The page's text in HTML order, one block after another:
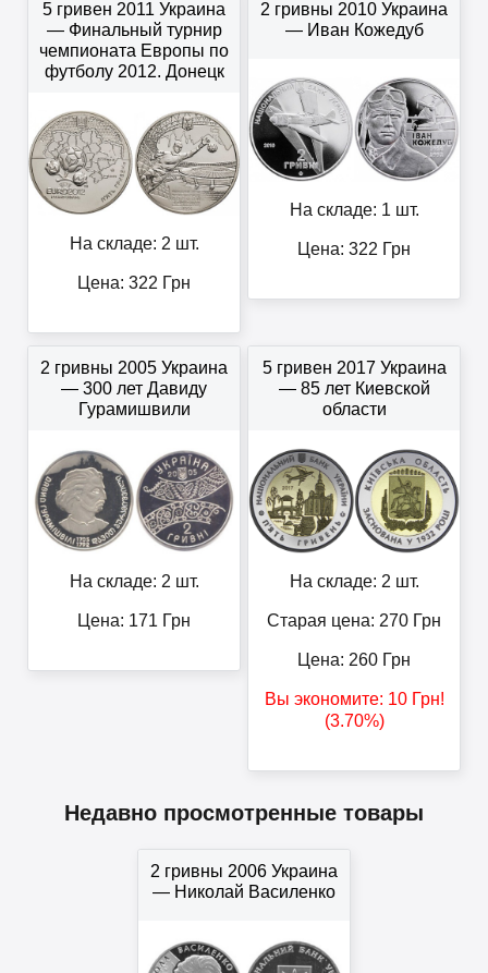
5 гривен 2011 Украина
— Финальный турнир
чемпионата Европы по
футболу 2012. Донецк
На складе: 2 шт.
Цена: 322 Грн
2 гривны 2010 Украина
— Иван Кожедуб
На складе: 1 шт.
Цена: 322 Грн
2 гривны 2005 Украина
— 300 лет Давиду
Гурамишвили
На складе: 2 шт.
Цена: 171 Грн
5 гривен 2017 Украина
— 85 лет Киевской
области
На складе: 2 шт.
Старая цена: 270 Грн
Цена: 260 Грн
Вы экономите: 10Грн!
(3.70%)
Недавно просмотренные товары
2 гривны 2006 Украина
— Николай Василенко